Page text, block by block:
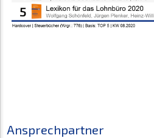
Ansprechpartner